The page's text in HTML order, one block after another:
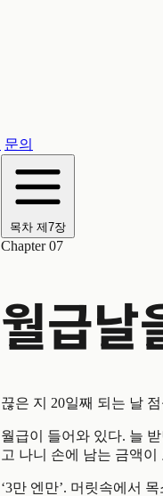
문의
목차 제7장
Chapter 07
월급날
끊은 지 20일째 되는 날
월급이 들어와 있다. 늘
고 나니 손에 남는 금액이
‘3만 엔만’. 머릿속에서